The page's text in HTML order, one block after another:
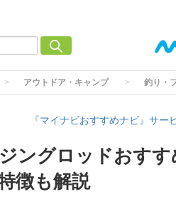
アウトドア・キャンプ 釣り・
『マイナビおすすめナビ』サー
ングロッドおす
徴も解説